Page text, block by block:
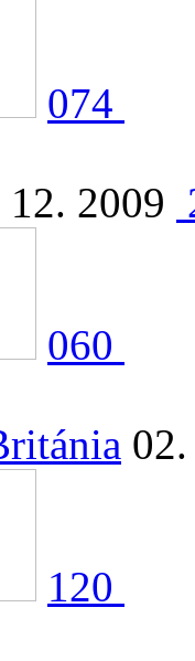
074
12. 2009
060
120